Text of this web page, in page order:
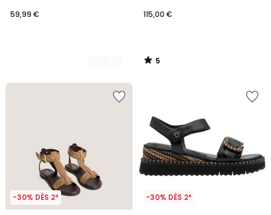
59,99 €
115,00 €
5
/
-30% DÈS 2* -30% DÈS 2*